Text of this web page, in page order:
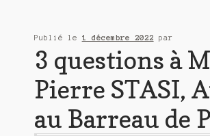
Publié le 1 décembre 2022 par
3 questions à
Pierre STASI,
au Barreau de